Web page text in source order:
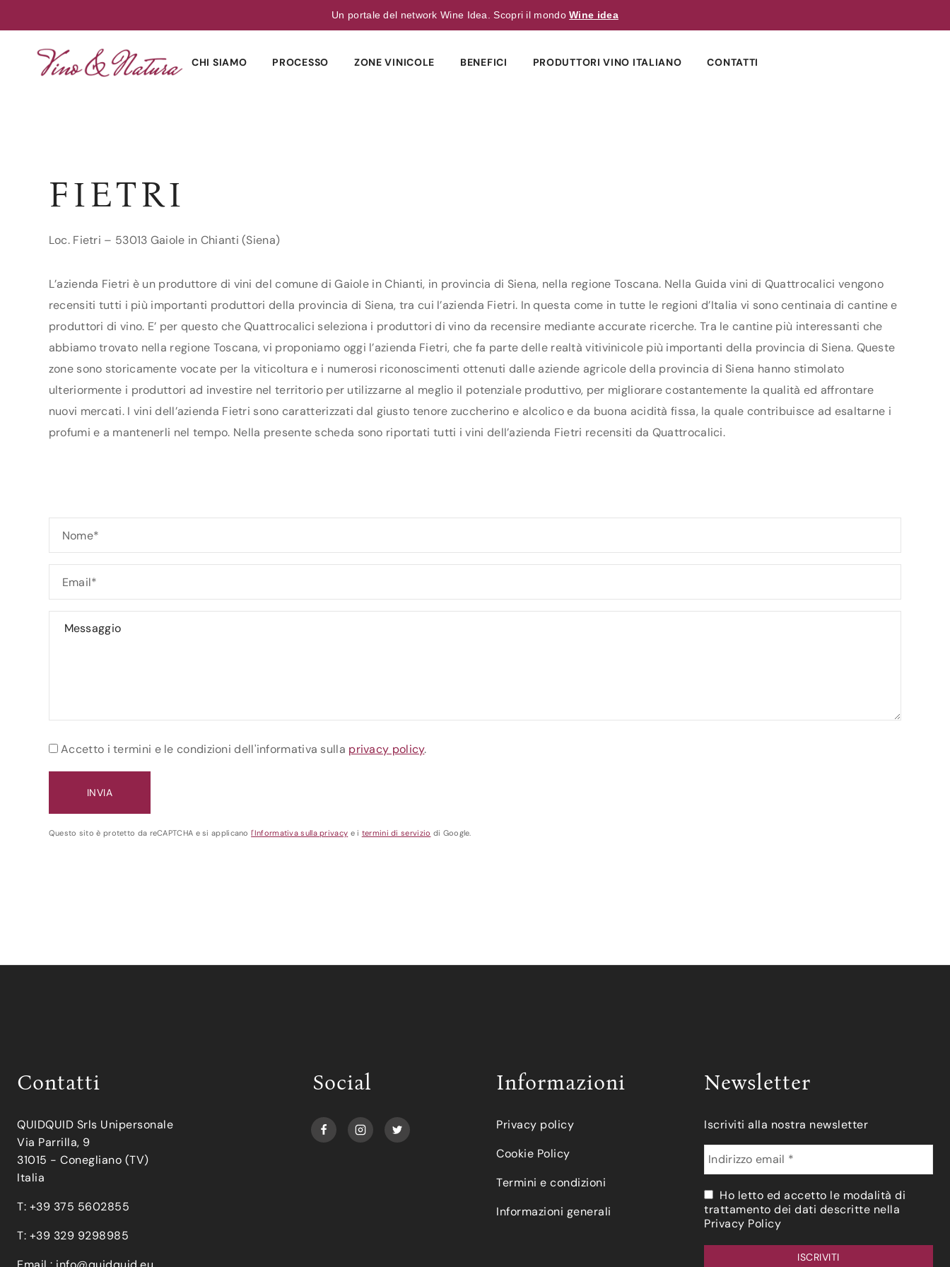
Un portale del network Wine Idea. Scopri il mondoWine idea
CHI SIAMO PROCESSO ZONE VINICOLE BENEFICI PRODUTTORI VINO ITALIANO CONTATTI
FIETRI
Loc. Fietri – 53013 Gaiole in Chianti (Siena)
L’azienda Fietri è un produttore di vini del comune di Gaiole in Chianti, in provincia di Siena, nella regione Toscana. Nella Guida vini di Quattrocalici vengono
recensiti tutti i più importanti produttori della provincia di Siena, tra cui l’azienda Fietri. In questa come in tutte le regioni d’Italia vi sono centinaia di cantine e
produttori di vino. E’ per questo che Quattrocalici seleziona i produttori di vino da recensire mediante accurate ricerche. Tra le cantine più interessanti che
abbiamo trovato nella regione Toscana, vi proponiamo oggi l’azienda Fietri, che fa parte delle realtà vitivinicole più importanti della provincia di Siena. Queste
zone sono storicamente vocate per la viticoltura e i numerosi riconoscimenti ottenuti dalle aziende agricole della provincia di Siena hanno stimolato
ulteriormente i produttori ad investire nel territorio per utilizzarne al meglio il potenziale produttivo, per migliorare costantemente la qualità ed affrontare
nuovi mercati. I vini dell’azienda Fietri sono caratterizzati dal giusto tenore zuccherino e alcolico e da buona acidità fissa, la quale contribuisce ad esaltarne i
profumi e a mantenerli nel tempo. Nella presente scheda sono riportati tutti i vini dell’azienda Fietri recensiti da Quattrocalici.
Accetto i termini e le condizioni dell'informativa sulla privacy policy.
Questo sito è protetto da reCAPTCHA e si applicanol'Informativa sulla privacy e i termini di servizio di Google.
Contatti
QUIDQUID Srls Unipersonale
Via Parrilla, 9
31015 - Conegliano (TV)
Italia
T: +39 375 5602855
T: +39 329 9298985
Social Informazioni
Privacy policy
Cookie Policy
Termini e condizioni
Informazioni generali
Newsletter
Iscriviti alla nostra newsletter
Ho letto ed accetto le modalità di
trattamento dei dati descritte nella
Privacy Policy